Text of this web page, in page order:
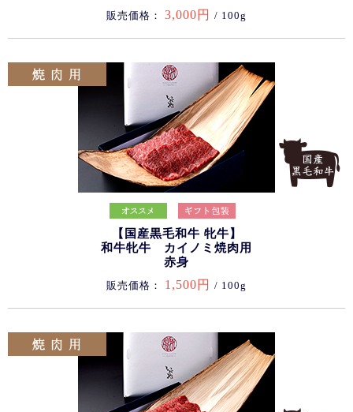
販売価格： 3,000円 / 100g
【国産黒毛和牛 牝牛】
和牛牝牛 カイノミ焼肉用
赤身
販売価格： 1,500円 / 100g